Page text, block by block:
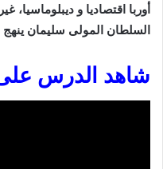
أوربا اقتصاديا و
السلطان المولى سليمان
شاهد الدرس